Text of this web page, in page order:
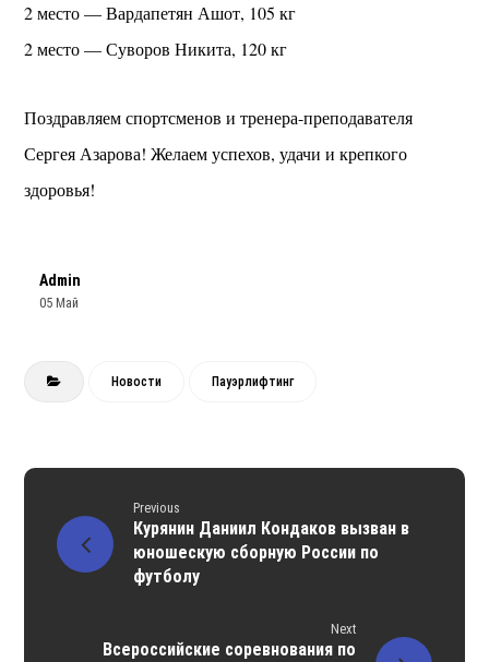
2 место — Вардапетян Ашот, 105 кг
2 место — Суворов Никита, 120 кг
Поздравляем спортсменов и тренера-преподавателя
Сергея Азарова! Желаем успехов, удачи и крепкого
здоровья!
Admin
05 Май
Новости Пауэрлифтинг
Previous
Курянин Даниил Кондаков вызван в
юношескую сборную России по
футболу
Next
Всероссийские соревнования по